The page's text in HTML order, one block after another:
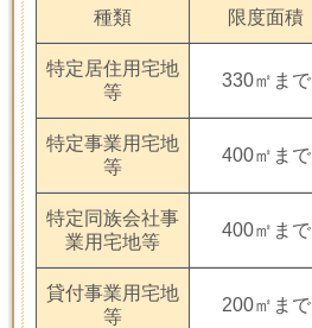
種類 限度面積
特定居住用宅地
等
330㎡まで
特定事業用宅地
等
400㎡まで
特定同族会社事
業用宅地等
400㎡まで
貸付事業用宅地
等
200㎡まで